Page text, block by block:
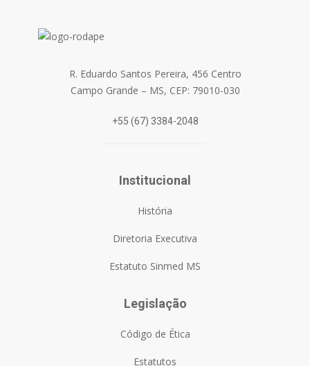
R. Eduardo Santos Pereira, 456 Centro
Campo Grande – MS, CEP: 79010-030
+55 (67) 3384-2048
Institucional
História
Diretoria Executiva
Estatuto Sinmed MS
Legislação
Código de Ética
Estatutos